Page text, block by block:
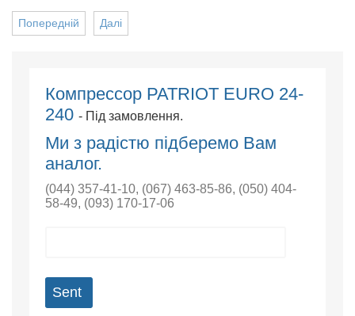
Далі
Попередній
Компрессор PATRIOT EURO 24-
240 - Під замовлення.
Ми з радістю підберемо Вам
аналог.
(044) 357-41-10, (067) 463-85-86, (050) 404-
58-49, (093) 170-17-06
Sent